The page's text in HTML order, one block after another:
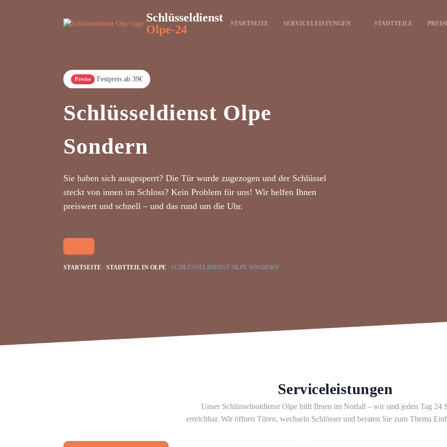
Schlüsseldienst
Olpe-24
STARTSEITE SERVICELEISTUNGEN STADTTEILE
Preise Festpreis ab 39€
Schlüsseldienst Olpe
Sondern
Sie haben sich ausgesperrt? Die Tür wurde zugezogen und der Schlüssel
steckt von innen im Schloss? Kein Problem für uns! Wir helfen Ihnen
preiswert und schnell – und das rund um die Uhr.
STARTSEITE STADTTEIL IN OLPE SCHLÜSSELDIENST OLPE SONDERN
Serviceleistungen
Unser Schlüsselnotdienst Olpe hilft Ihnen im Notfall – wir sind jeden Tag 24
erreichbar. Wir öffnen Türen, wechseln Schlösser und beraten Sie zum Thema